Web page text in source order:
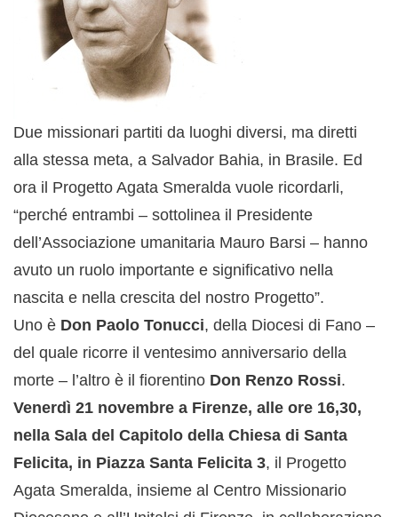
Due missionari partiti da luoghi diversi, ma diretti
alla stessa meta, a Salvador Bahia, in Brasile. Ed
ora il Progetto Agata Smeralda vuole ricordarli,
“perché entrambi – sottolinea il Presidente
dell’Associazione umanitaria Mauro Barsi – hanno
avuto un ruolo importante e significativo nella
nascita e nella crescita del nostro Progetto”.
Uno è Don Paolo Tonucci, della Diocesi di Fano –
del quale ricorre il ventesimo anniversario della
morte – l’altro è il fiorentino Don Renzo Rossi.
Venerdì 21 novembre a Firenze, alle ore 16,30,
nella Sala del Capitolo della Chiesa di Santa
Felicita, in Piazza Santa Felicita 3, il Progetto
Agata Smeralda, insieme al Centro Missionario